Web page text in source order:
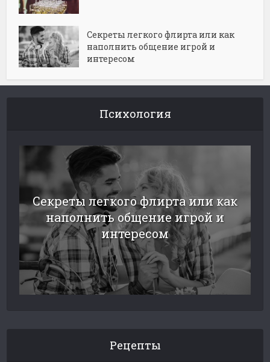
Секреты легкого флирта или как
наполнить общение игрой и
интересом
Психология
Секреты легкого флирта или как
наполнить общение игрой и
интересом
Рецепты